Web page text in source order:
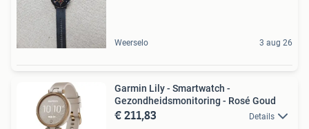
Weerselo 3 aug 26
Garmin Lily - Smartwatch -
Gezondheidsmonitoring - Rosé Goud
€ 211,83 Details